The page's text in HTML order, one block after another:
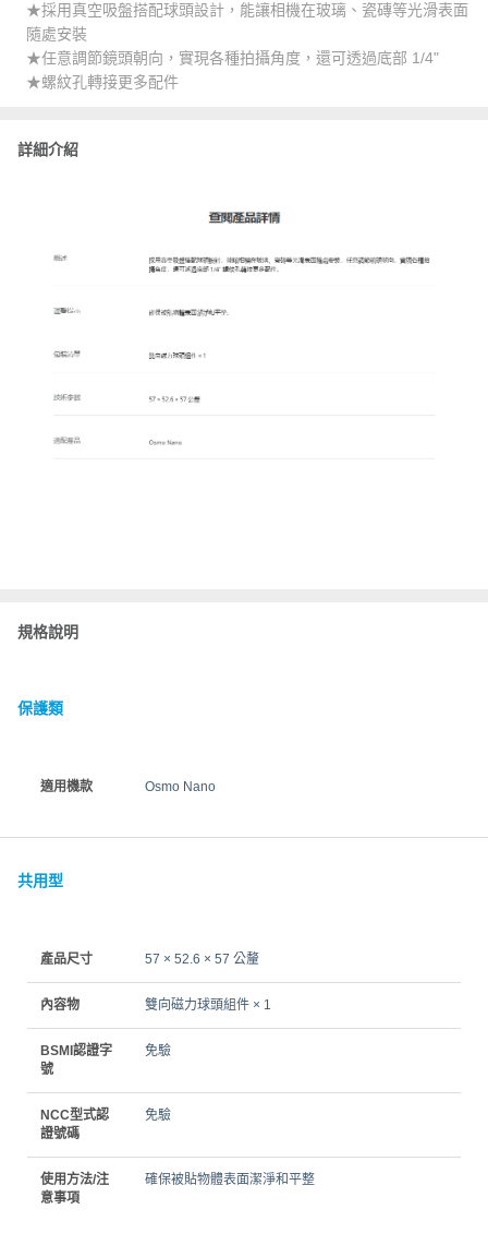
★採用真空吸盤搭配球頭設計，能讓相機在玻璃、瓷磚等光滑表面
隨處安裝
★任意調節鏡頭朝向，實現各種拍攝角度，還可透過底部 1/4"
★螺紋孔轉接更多配件
詳細介紹
規格說明
保護類
適用機款 Osmo Nano
共用型
產品尺寸 57 × 52.6 × 57 公釐
內容物 雙向磁力球頭組件 × 1
BSMI認證字
號
免驗
NCC型式認
證號碼
免驗
使用方法/注
意事項
確保被貼物體表面潔淨和平整